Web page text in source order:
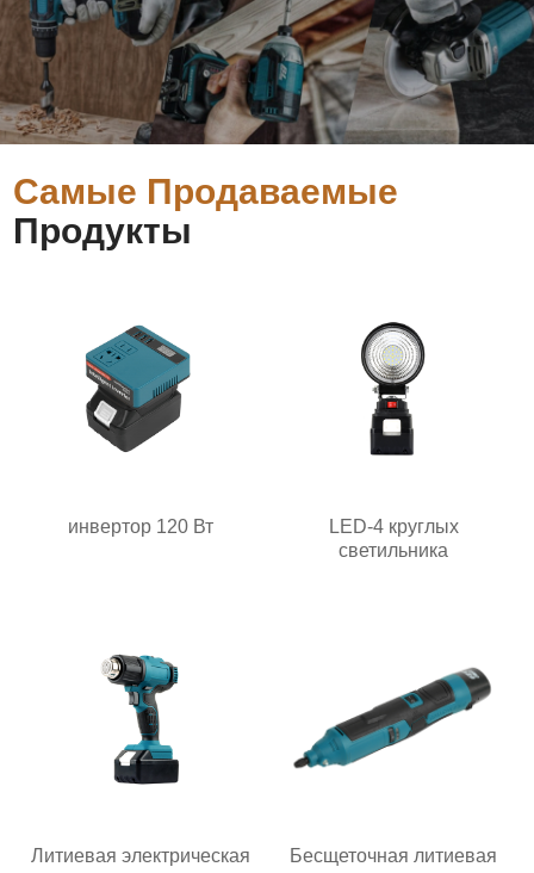
Самые Продаваемые
Продукты
инвертор 120 Вт
LED-4 круглых
светильника
Литиевая электрическая
Бесщеточная литиевая